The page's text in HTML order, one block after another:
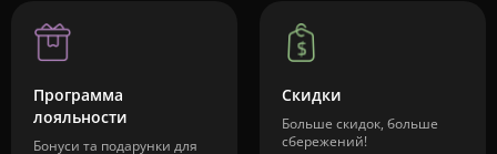
Программа
лояльности
Бонуси та подарунки для
Скидки
Больше скидок, больше
сбережений!